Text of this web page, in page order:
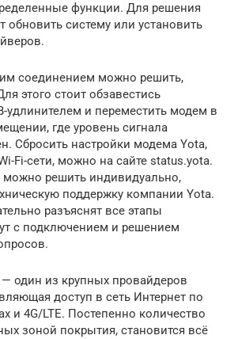
функции. Для решения
обновить систему или установить
соединением можно решить,
этого стоит обзавестись
удлинителем и переместить модем в
где уровень сигнала
Сбросить настройки модема Yota,
Fi-сети, можно на сайте status.yota.
решить индивидуально,
поддержку компании Yota.
разъяснят все этапы
с подключением и решением
один из крупных провайдеров
доступ в сеть Интернет по
и 4G/LTE. Постепенно количество
зоной покрытия, становится всё